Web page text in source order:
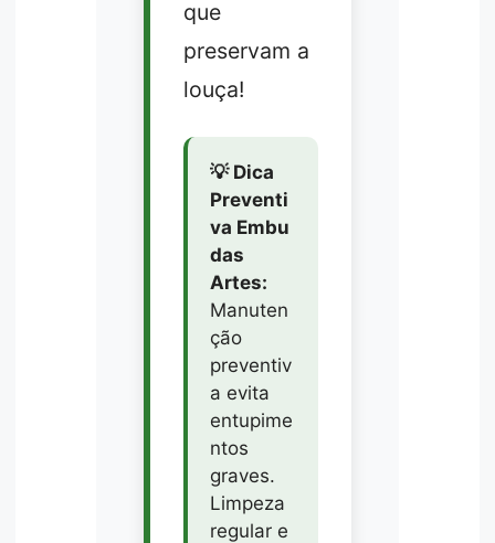
que
preservam a
louça!
💡 Dica
Preventi
va Embu
das
Artes:
Manuten
ção
preventiv
a evita
entupime
ntos
graves.
Limpeza
regular e